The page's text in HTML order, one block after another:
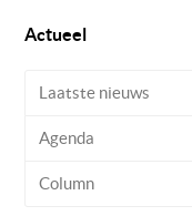
Actueel
Laatste nieuws
Agenda
Column